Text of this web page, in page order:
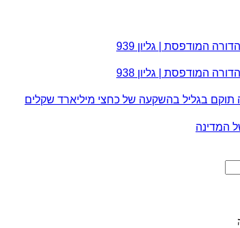
המודפסת | גליון 939
המודפסת | גליון 938
תוקם בגליל בהשקעה של כחצי מיליארד שקלים
המדינה